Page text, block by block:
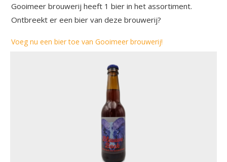
Gooimeer brouwerij heeft 1 bier in het assortiment.
Ontbreekt er een bier van deze brouwerij?
Voeg nu een bier toe van Gooimeer brouwerij!